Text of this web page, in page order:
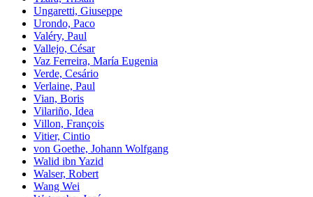
Ungaretti, Giuseppe
Urondo, Paco
Valéry, Paul
Vallejo, César
Vaz Ferreira, María Eugenia
Verde, Cesário
Verlaine, Paul
Vian, Boris
Vilariño, Idea
Villon, François
Vitier, Cintio
von Goethe, Johann Wolfgang
Walid ibn Yazid
Walser, Robert
Wang Wei